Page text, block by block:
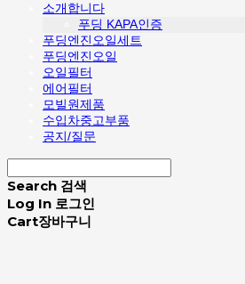
소개합니다
푸딩 KAPA인증
푸딩엔진오일세트
푸딩엔진오일
오일필터
에어필터
모빌원제품
수입차중고부품
공지/질문
Search 검색
Log In 로그인
Cart장바구니